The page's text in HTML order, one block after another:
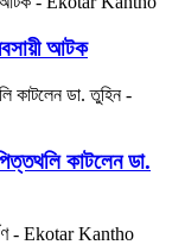
আটক
কাটলেন ডা.